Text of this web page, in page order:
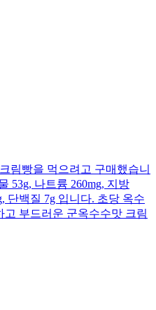
림빵을 먹으려고 구매했습니
53g, 나트륨 260mg, 지방
단백질 7g 입니다. 초당 옥수
부드러운 군옥수수맛 크림